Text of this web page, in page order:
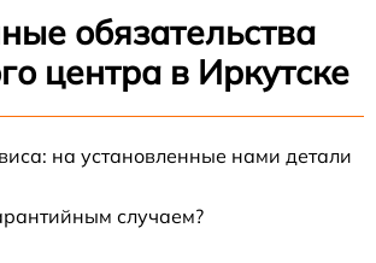
обязательства
центра в Иркутске
на установленные нами детали
случаем?